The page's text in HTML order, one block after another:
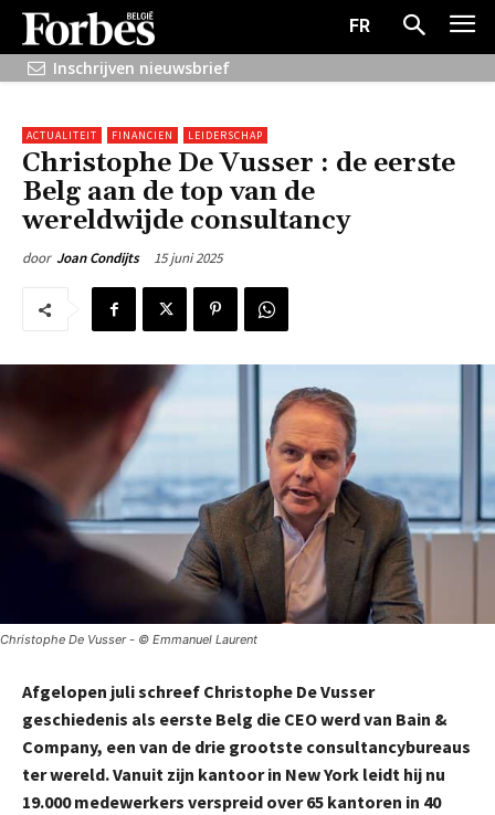
FR
Inschrijven nieuwsbrief
ACTUALITEIT FINANCIEN LEIDERSCHAP
Christophe De Vusser : de eerste
Belg aan de top van de
wereldwijde consultancy
door Joan Condijts 15 juni 2025
Christophe De Vusser - © Emmanuel Laurent
Afgelopen juli schreef Christophe De Vusser
geschiedenis als eerste Belg die CEO werd van Bain &
Company, een van de drie grootste consultancybureaus
ter wereld. Vanuit zijn kantoor in New York leidt hij nu
19.000 medewerkers verspreid over 65 kantoren in 40